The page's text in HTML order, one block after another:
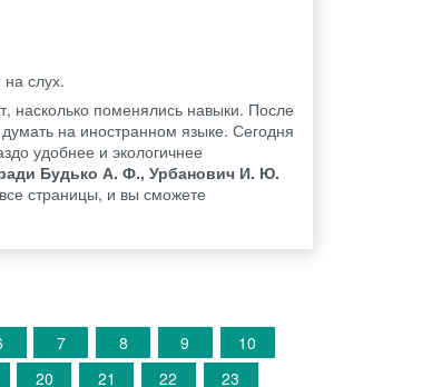
слух.
насколько поменялись навыки. После
на иностранном языке. Сегодня
удобнее и экологичнее
Будько А. Ф., Урбанович И. Ю.
страницы, и вы сможете
7 8 9
10
20 21 22
23